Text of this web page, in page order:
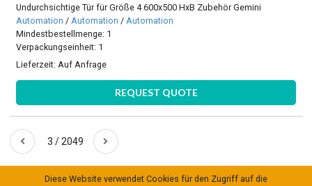
Undurchsichtige Tür für Größe 4 600x500 HxB Zubehör Gemini
Automation /Automation /Automation
Mindestbestellmenge: 1
Verpackungseinheit: 1
Lieferzeit:Auf Anfrage
REQUEST QUOTE
3 / 2049
Diese Website verwendet Cookies für den Zugriff auf die